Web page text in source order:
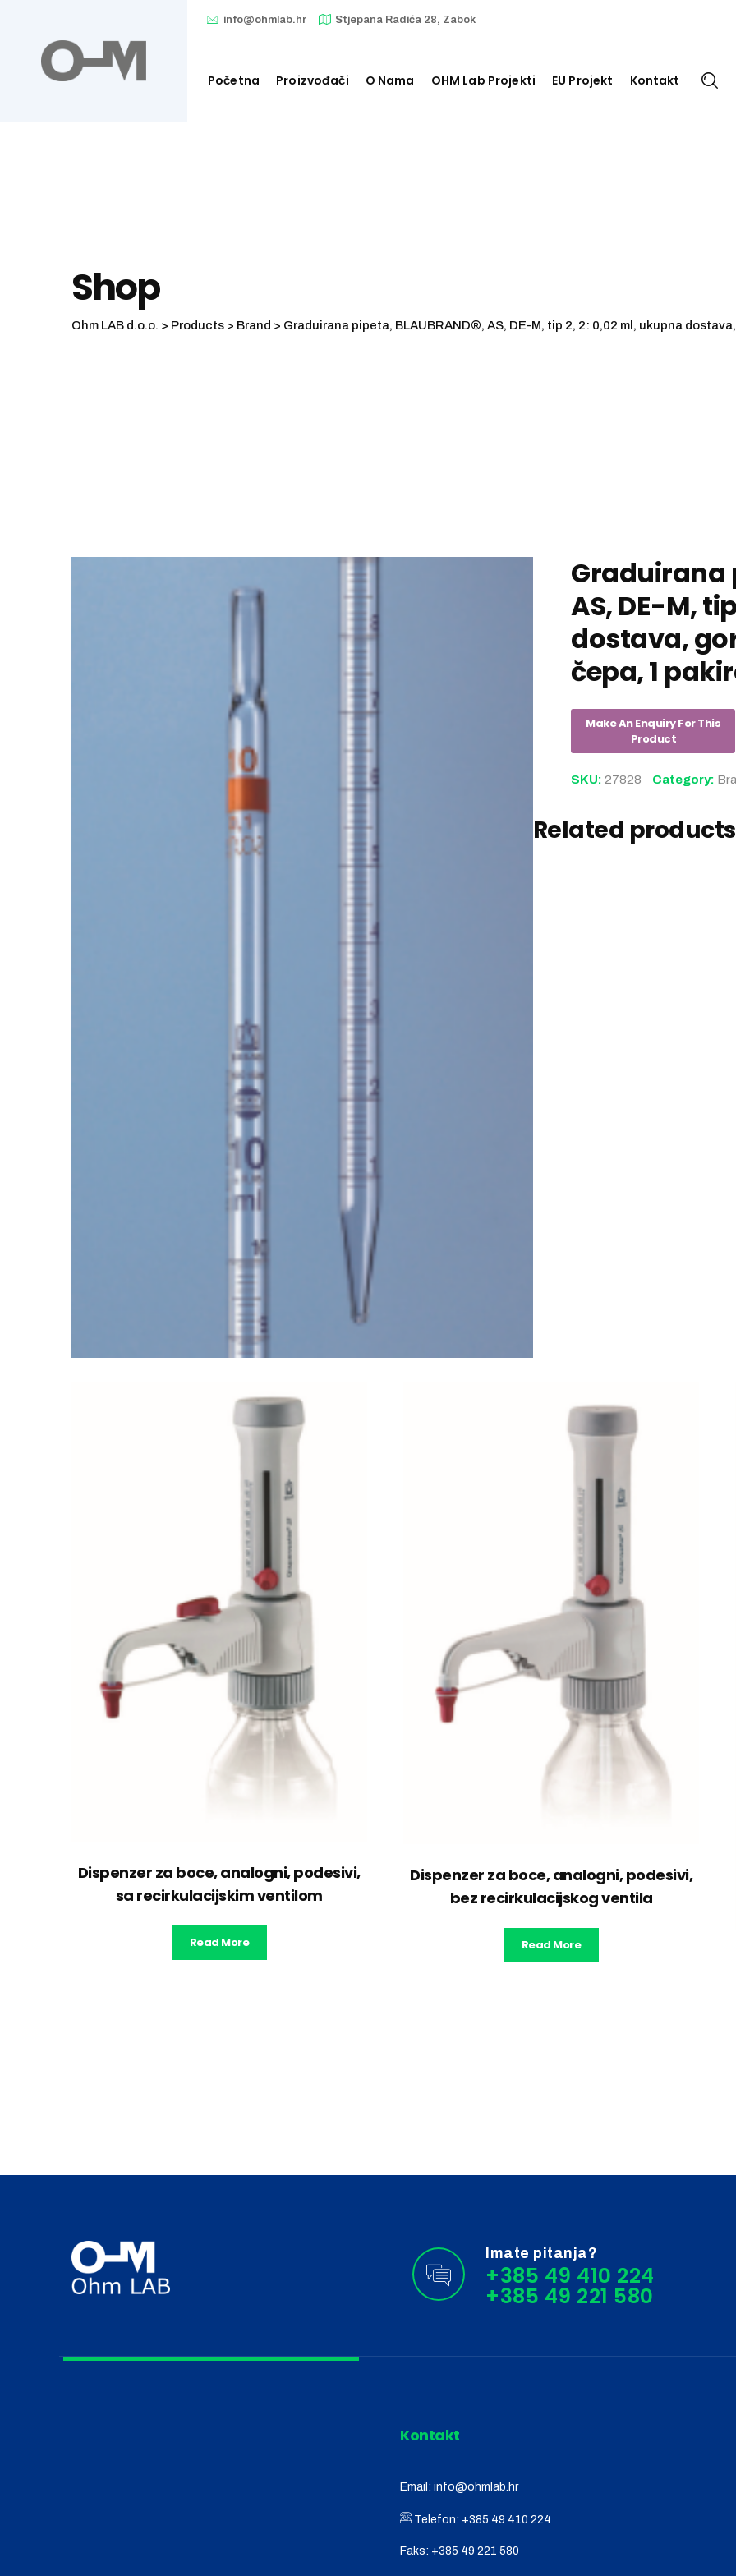
content
info@ohmlab.hr Stjepana Radića 28, Zabok
Početna Proizvođači O Nama OHM Lab Projekti EU Projekt Kontakt
Shop
Ohm LAB d.o.o. > Products > Brand > Graduirana pipeta, BLAUBRAND®, AS, DE-M, tip 2, 2: 0,02 ml, ukupna
Graduirana
AS, DE-M,
dostava,
čepa, 1
SKU: 27828 Category:
Related products
Dispenzer za boce, analogni, podesivi,
sa recirkulacijskim ventilom
Read More
Dispenzer za boce, analogni, podesivi,
bez recirkulacijskog ventila
Read More
Imate pitanja?
+385 49 410 224
Kontakt
Email: info@ohmlab.hr
Telefon: +385 49 410 224
Faks: +385 49 221 580